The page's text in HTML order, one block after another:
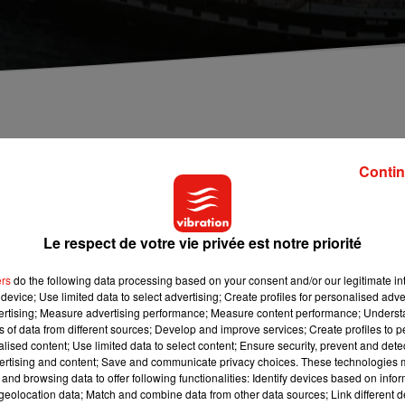
sera obligatoire à partir de 2025
l’avis de la Haute autorité de santé.
totalement leur activité du 3 au 5 juin prochains
de l’hospitalisation privée réclameune augmentation de
afin notamment de compenser l'inflation et revaloriser
Jamilah Habsaoui,a été rejetée. Pour rappel, de la
retrouvés à son domicile, dans le cadre d’une enquête sur
à déterminer si ces éléments ont été entreposés
Le respect de votre vie privée est notre priorité
do the following data processing based on your consent and/or our legitimate
Use limited data to select advertising; Create profiles for personalised
Measure advertising performance; Measure content performance;
of data from different sources; Develop and improve services; Create profiles to
content; Use limited data to select content; Ensure security, prevent and
and content; Save and communicate privacy choices. These technologies
browsing data to offer following functionalities: Identify devices based on
data; Match and combine data from other data sources; Link different